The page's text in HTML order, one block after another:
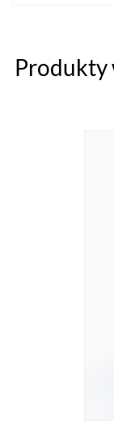
Produkty